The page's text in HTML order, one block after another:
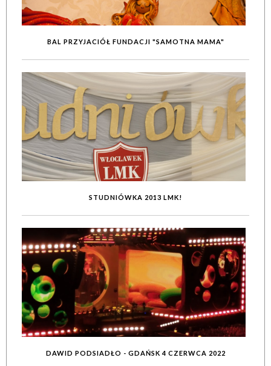
BAL PRZYJACIÓŁ FUNDACJI "SAMOTNA MAMA"
STUDNIÓWKA 2013 LMK!
DAWID PODSIADŁO - GDAŃSK 4 CZERWCA 2022